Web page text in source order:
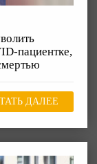
пациентке,
ДАЛЕЕ